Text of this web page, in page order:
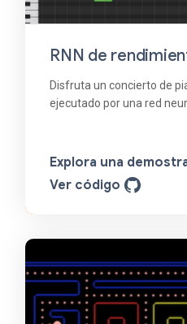
RNN de
Disfruta un concierto de
ejecutado por una red
Explora una
Ver código